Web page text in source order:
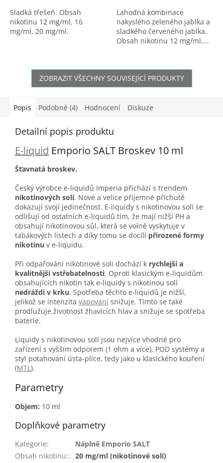
Sladká třešeň. Obsah
nikotinu 12 mg/ml, 16
mg/ml, 20 mg/ml.
Lahodná kombinace
nakyslého zeleného jablka a
sladkého červeného jablka.
Obsah nikotinu 12 mg/ml,...
ZOBRAZIT VŠECHNY SOUVISEJÍCÍ PRODUKTY
Popis Podobné (4) Hodnocení Diskuze
Detailní popis produktu
E-liquid Emporio SALT Broskev 10 ml
Šťavnatá broskev.
Český výrobce e-liquidů Imperia přichází s trendem
nikotinových solí. Nové a velice příjemné příchutě
dokazují svojí jedinečnost. E-liquidy s nikotinovou solí se
odlišují od ostatních e-liquidů tím, že mají nižší PH a
obsahují nikotinovou sůl, která se volně vyskytuje v
tabákových listech a díky tomu se docílí přirozené formy
nikotinu v e-liquidu.
Při odpařování nikotinové soli dochází k rychlejší a
kvalitnější vstřebatelnosti. Oproti klasickým e-liquidům
obsahujících nikotin tak e-liquidy s nikotinou solí
nedráždí v krku. Spotřeba těchto e-liquidů je nižší,
jelikož se intenzita vapování snižuje. Tímto se také
prodlužuje životnost žhavících hlav a snižuje se spotřeba
baterie.
Liquidy s nikotinovou solí jsou nejvíce vhodné pro
zařízení s vyšším odporem (1 ohm a více), POD systémy a
styl potahování ústa-plíce, tedy jako u klasického kouření
(MTL).
Parametry
Objem: 10 ml
Doplňkové parametry
Kategorie:
Náplně Emporio SALT
Obsah nikotinu:: 20 mg/ml (nikotinové soli)